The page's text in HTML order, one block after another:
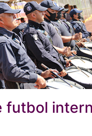
futbol